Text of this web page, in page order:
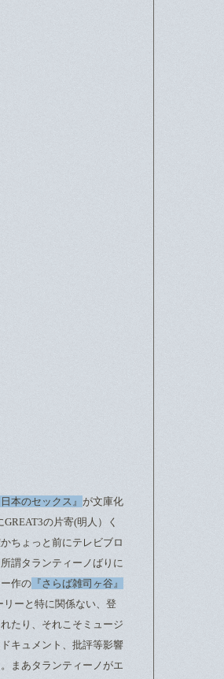
本のセックス』 が文庫化
の片寄(明人）く
ちょっと前にテレビブロ
謂タランティーノばりに
作の 『さらば雑司ヶ谷』
ーと特に関係ない、登
たり、それこそミュージ
キュメント、批評等影響
まあタランティーノがエ